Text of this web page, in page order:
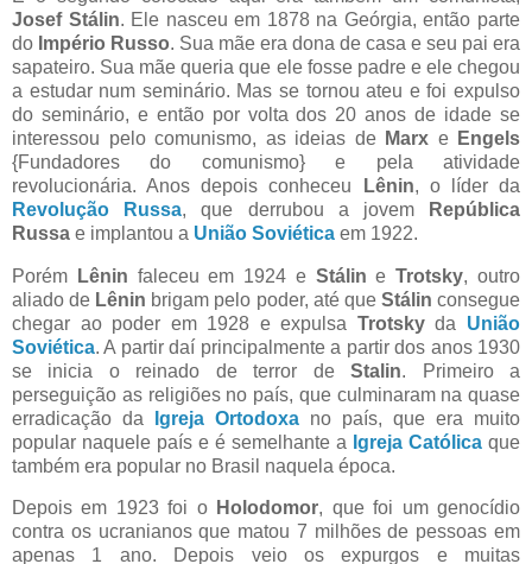
Josef Stálin. Ele nasceu em 1878 na Geórgia, então parte
do Império Russo. Sua mãe era dona de casa e seu pai era
sapateiro. Sua mãe queria que ele fosse padre e ele chegou
a estudar num seminário. Mas se tornou ateu e foi expulso
do seminário, e então por volta dos 20 anos de idade se
interessou pelo comunismo, as ideias de Marx e Engels
{Fundadores do comunismo} e pela atividade
revolucionária. Anos depois conheceu Lênin, o líder da
Revolução Russa, que derrubou a jovem
República
Russa e implantou a União Soviética em 1922.
Porém Lênin faleceu em 1924 e StálineTrotsky, outro
aliado de Lênin brigam pelo poder, até que Stálin consegue
chegar ao poder em 1928 e expulsa Trotskyda União
Soviética. A partir daí principalmente a partir dos anos 1930
se inicia o reinado de terror deStalin. Primeiro a
perseguição as religiões no país, que culminaram na quase
erradicação da
Igreja Ortodoxa no país, que era muito
popular naquele país e é semelhante a Igreja Católica que
também era popular no Brasil naquela época.
Depois em 1923 foi o Holodomor, que foi um genocídio
contra os ucranianos que matou 7 milhões de pessoas em
apenas 1 ano. Depois veio os expurgos e muitas